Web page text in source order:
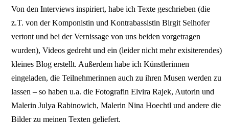
Von den Interviews inspiriert, habe ich Texte geschrieben (die
z.T. von der Komponistin und Kontrabassistin Birgit Selhofer
vertont und bei der Vernissage von uns beiden vorgetragen
wurden), Videos gedreht und ein (leider nicht mehr exisiterendes)
kleines Blog erstellt. Außerdem habe ich Künstlerinnen
eingeladen, die Teilnehmerinnen auch zu ihren Musen werden zu
lassen – so haben u.a. die Fotografin Elvira Rajek, Autorin und
Malerin Julya Rabinowich, Malerin Nina Hoechtl und andere die
Bilder zu meinen Texten geliefert.